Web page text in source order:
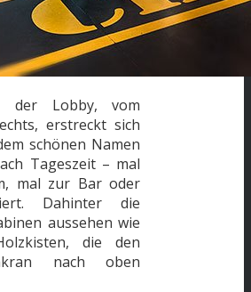
der Lobby, vom
erstreckt sich
schönen Namen
Tageszeit – mal
mal zur Bar oder
Dahinter die
aussehen wie
die den
nach oben